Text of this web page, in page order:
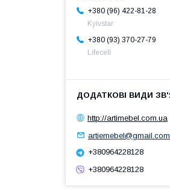
+380 (96) 422-81-28
Kyivstar
+380 (93) 370-27-79
Lifecell
http://artimebel.com.ua
artiemebel@gmail.com
+380964228128
+380964228128